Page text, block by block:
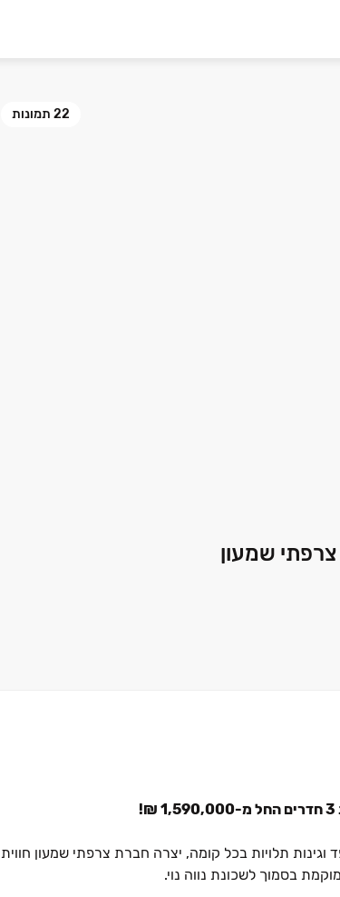
22 תמונות
שמעון
תלויות בכל קומה, יצרה חברת צרפתי שמעון חווית
בסמוך לשכונת נווה נוי.